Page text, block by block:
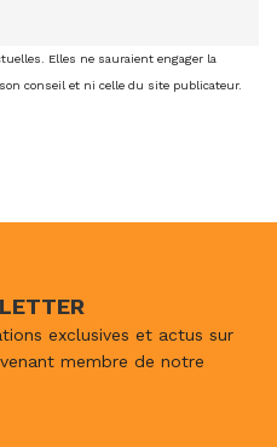
Elles ne sauraient engager la
conseil et ni celle du site publicateur.
exclusives et actus sur
membre de notre